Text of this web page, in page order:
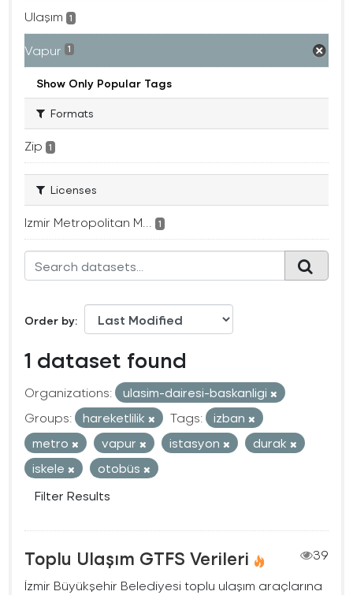
Ulaşım 1
Vapur 1
Show Only Popular Tags
Formats
Zip 1
Licenses
Izmir Metropolitan M... 1
Order by
1 dataset found
Organizations:
ulasim-dairesi-baskanligi
Groups:
hareketlilik Tags:
izban
metro
vapur istasyon
durak
iskele
otobüs
Filter Results
Toplu Ulaşım GTFS Verileri
39
İzmir Büyükşehir Belediyesi toplu ulaşım araçlarına